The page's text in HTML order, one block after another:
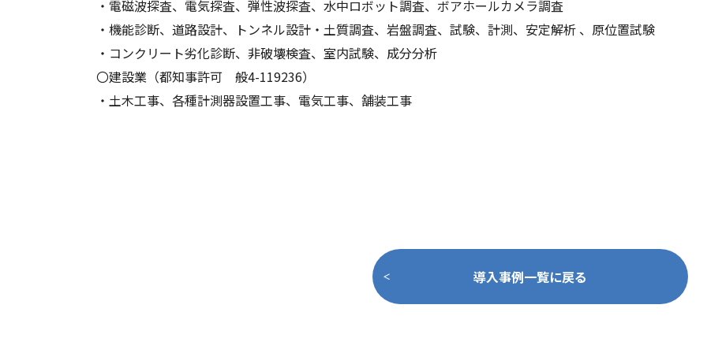
・電磁波探査、電気探査、弾性波探査、水中ロボット調査、ボアホールカメラ調査
・機能診断、道路設計、トンネル設計・土質調査、岩盤調査、試験、計測、安定解析 、原位置試験
・コンクリート劣化診断、非破壊検査、室内試験、成分分析
〇建設業（都知事許可 般4-119236）
・土木工事、各種計測器設置工事、電気工事、舗装工事
導入事例一覧に戻る